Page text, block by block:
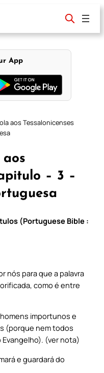
App
aos Tessalonicenses
– 3 –
(Portuguese Bible :
nós para que a palavra
como é entre
importunos e
(porque nem todos
(ver nota)
e guardará do